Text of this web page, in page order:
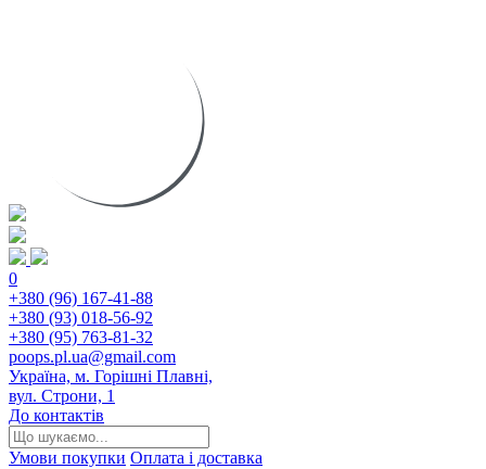
0
+380 (96) 167-41-88
+380 (93) 018-56-92
+380 (95) 763-81-32
poops.pl.ua@gmail.com
Україна, м. Горішні Плавні,
вул. Строни, 1
До контактів
Умови покупки Оплата і доставка